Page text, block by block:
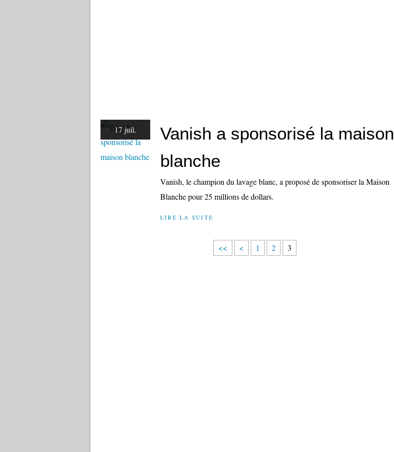
17 juil.
Vanish a sponsorisé la maison
blanche
Vanish, le champion du lavage blanc, a proposé de sponsoriser la Maison
Blanche pour 25 millions de dollars.
LIRE LA SUITE
<< < 1 2 3